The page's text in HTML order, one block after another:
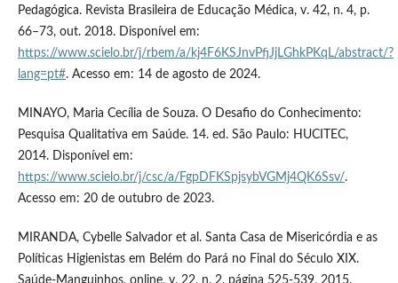
Pedagógica. Revista Brasileira de Educação Médica, v. 42, n. 4, p.
66–73, out. 2018. Disponível em:
https://www.scielo.br/j/rbem/a/kj4F6KSJnvPfjJjLGhkPKqL/abstract/?
lang=pt#. Acesso em: 14 de agosto de 2024.
MINAYO, Maria Cecília de Souza. O Desafio do Conhecimento:
Pesquisa Qualitativa em Saúde. 14. ed. São Paulo: HUCITEC,
2014. Disponível em:
https://www.scielo.br/j/csc/a/FgpDFKSpjsybVGMj4QK6Ssv/.
Acesso em: 20 de outubro de 2023.
MIRANDA, Cybelle Salvador et al. Santa Casa de Misericórdia e as
Políticas Higienistas em Belém do Pará no Final do Século XIX.